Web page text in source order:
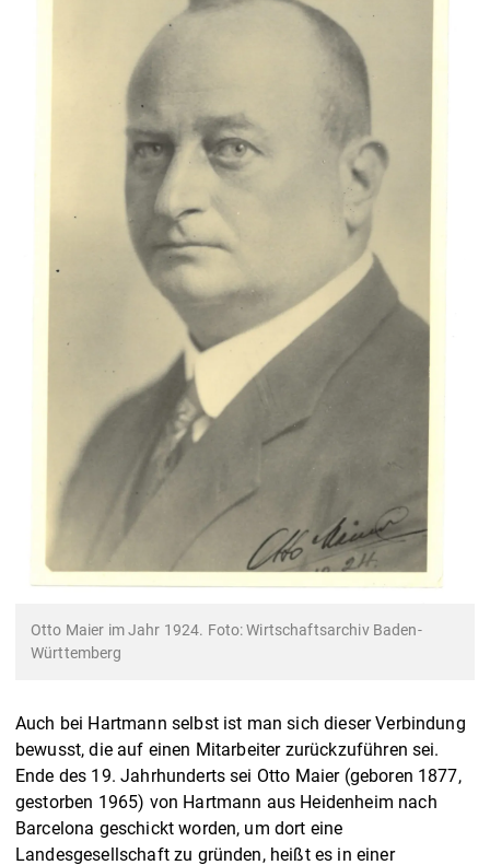
Otto Maier im Jahr 1924. Foto: Wirtschaftsarchiv Baden-
Württemberg
Auch bei Hartmann selbst ist man sich dieser Verbindung
bewusst, die auf einen Mitarbeiter zurückzuführen sei.
Ende des 19. Jahrhunderts sei Otto Maier (geboren 1877,
gestorben 1965) von Hartmann aus Heidenheim nach
Barcelona geschickt worden, um dort eine
Landesgesellschaft zu gründen, heißt es in einer